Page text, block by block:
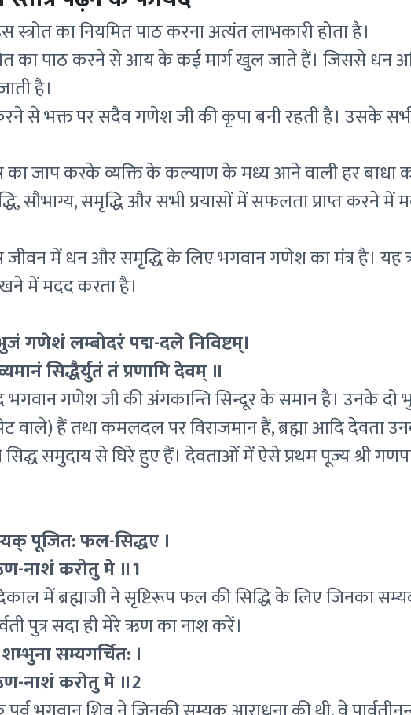
का नियमित पाठ करना अत्यंत लाभकारी होता है।
का पाठ करने से आय के कई मार्ग खुल जाते हैं। जिससे धन
है।
से भक्त पर सदैव गणेश जी की कृपा बनी रहती है। उसके
का जाप करके व्यक्ति के कल्याण के मध्य आने वाली हर बाधा
सौभाग्य, समृद्धि और सभी प्रयासों में सफलता प्राप्त करने में
जीवन में धन और समृद्धि के लिए भगवान गणेश का मंत्र है।
में मदद करता है।
गणेशं लम्बोदरं पद्म-दले निविष्टम्।
सिद्धैर्युतं तं प्रणामि देवम् ॥
भगवान गणेश जी की अंगकान्ति सिन्दूर के समान है। उनके दो
वाले) हैं तथा कमलदल पर विराजमान हैं, ब्रह्मा आदि देवता
समुदाय से घिरे हुए हैं। देवताओं में ऐसे प्रथम पूज्य श्री
पूजित: फल-सिद्धए ।
नाशं करोतु मे ॥1
में ब्रह्माजी ने सृष्टिरूप फल की सिद्धि के लिए जिनका
पुत्र सदा ही मेरे ऋण का नाश करें।
सम्यगर्चित: ।
नाशं करोतु मे ॥2